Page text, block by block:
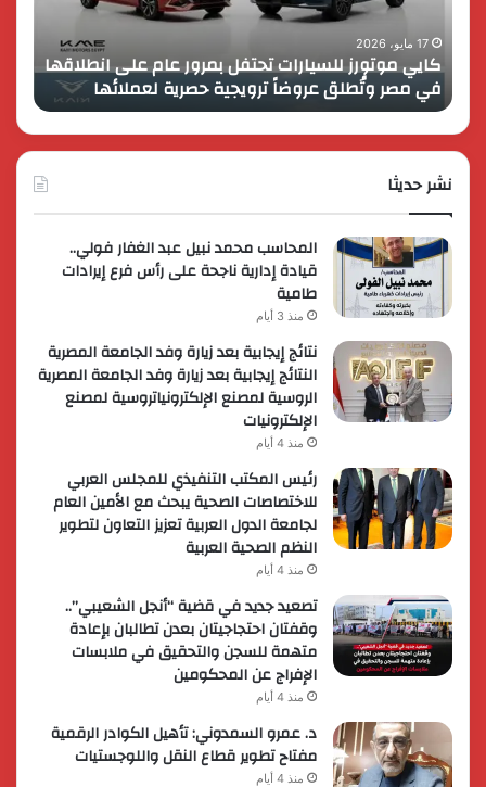
انطلاقها
في
مصر
وتُطلق
عروضاً
ترويجية
حصرية
17 مايو، 2026
كايي موتورز للسيارات تحتفل بمرور عام على انطلاقها
في مصر وتُطلق عروضاً ترويجية حصرية لعملائها
جديدة
نشر حديثا
المحاسب محمد نبيل عبد الغفار فولي..
قيادة إدارية ناجحة على رأس فرع إيرادات
طامية
منذ 3 أيام
نتائج إيجابية بعد زيارة وفد الجامعة المصرية
النتائج إيجابية بعد زيارة وفد الجامعة المصرية
الروسية لمصنع الإلكترونياتروسية لمصنع
الإلكترونيات
منذ 4 أيام
رئيس المكتب التنفيذي للمجلس العربي
للاختصاصات الصحية يبحث مع الأمين العام
لجامعة الدول العربية تعزيز التعاون لتطوير
النظم الصحية العربية
منذ 4 أيام
تصعيد جديد في قضية “أنجل الشعيبي”..
وقفتان احتجاجيتان بعدن تطالبان بإعادة
متهمة للسجن والتحقيق في ملابسات
الإفراج عن المحكومين
منذ 4 أيام
د. عمرو السمدوني: تأهيل الكوادر الرقمية
مفتاح تطوير قطاع النقل واللوجستيات
منذ 4 أيام